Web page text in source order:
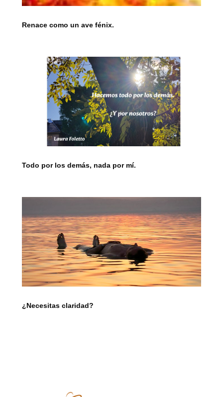
Renace como un ave fénix.
Todo por los demás, nada por mí.
¿Necesitas claridad?